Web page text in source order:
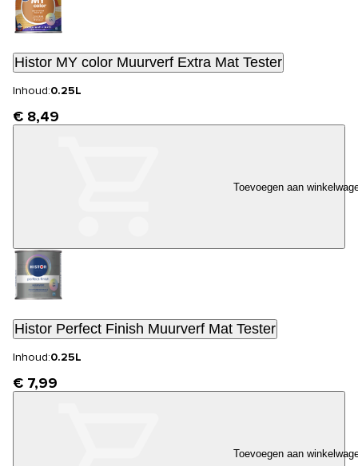
Histor MY color Muurverf Extra Mat Tester
Inhoud:0.25L
€ 8,49
Toevoegen aan
Histor Perfect Finish Muurverf Mat Tester
Inhoud:0.25L
€ 7,99
Toevoegen aan